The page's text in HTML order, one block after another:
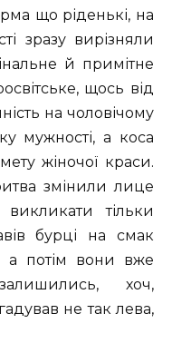
що ріденькі, на
зразу вирізняли
й примітне
щось від
на чоловічому
мужності, а коса
жіночої краси.
змінили лице
тільки
бурці на смак
а потім вони вже
хоч,
не так лева,